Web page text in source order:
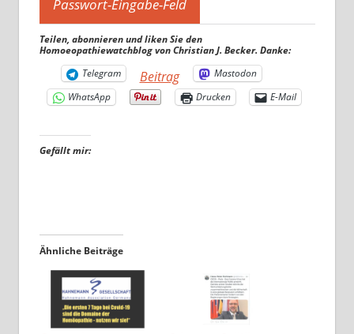
Teilen, abonnieren und liken Sie den
Homoeopathiewatchblog von Christian J. Becker. Danke:
Telegram
Beitrag
Mastodon
WhatsApp
Drucken E-Mail
Gefällt mir:
Ähnliche Beiträge